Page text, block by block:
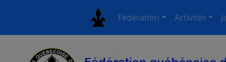
Fédération Activités